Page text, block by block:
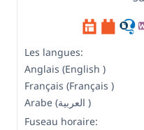
Les langues:
Anglais (English )
Français (Français )
Arabe (العربية )
Fuseau horaire: